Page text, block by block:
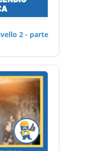
2 - parte